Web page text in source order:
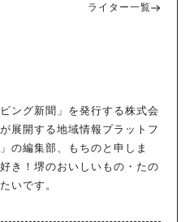
ライター一覧
ング新聞」を発行する株式会
展開する地域情報プラットフ
の編集部、もちのと申しま
き！堺のおいしいもの・たの
いです。